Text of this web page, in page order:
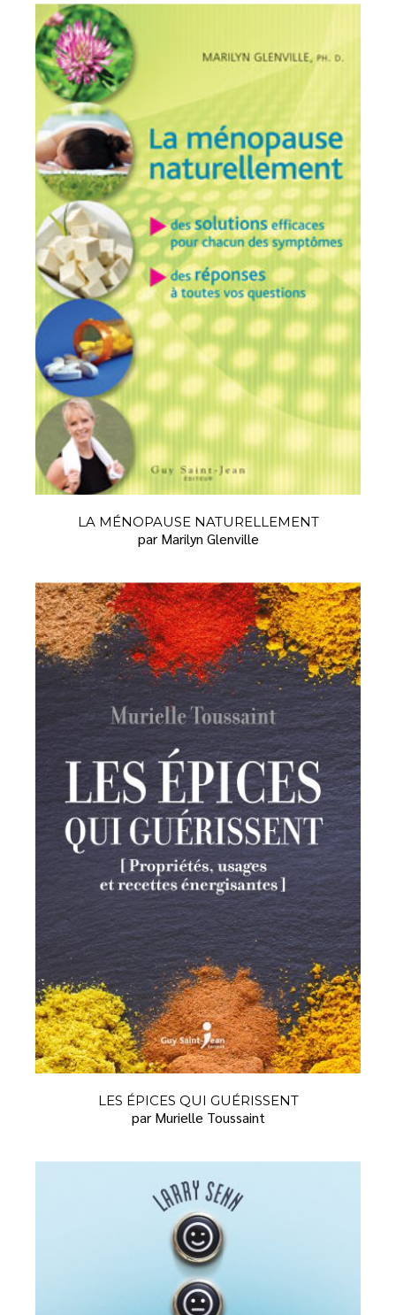
LA MÉNOPAUSE NATURELLEMENT
par Marilyn Glenville
LES ÉPICES QUI GUÉRISSENT
par Murielle Toussaint